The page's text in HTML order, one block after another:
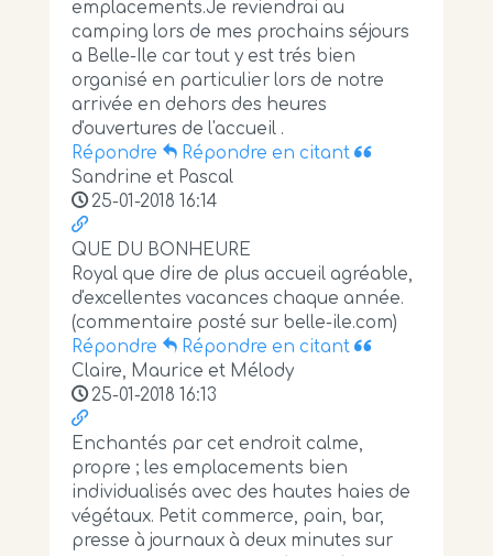
emplacements.Je reviendrai au
camping lors de mes prochains séjours
a Belle-Ile car tout y est trés bien
organisé en particulier lors de notre
arrivée en dehors des heures
d'ouvertures de l'accueil .
Répondre
Répondre en citant
Sandrine et Pascal
25-01-2018 16:14
QUE DU BONHEURE
Royal que dire de plus accueil agréable,
d'excellentes vacances chaque année.
(commentaire posté sur belle-ile.com)
Répondre
Répondre en citant
Claire, Maurice et Mélody
25-01-2018 16:13
Enchantés par cet endroit calme,
propre ; les emplacements bien
individualisés avec des hautes haies de
végétaux. Petit commerce, pain, bar,
presse à journaux à deux minutes sur